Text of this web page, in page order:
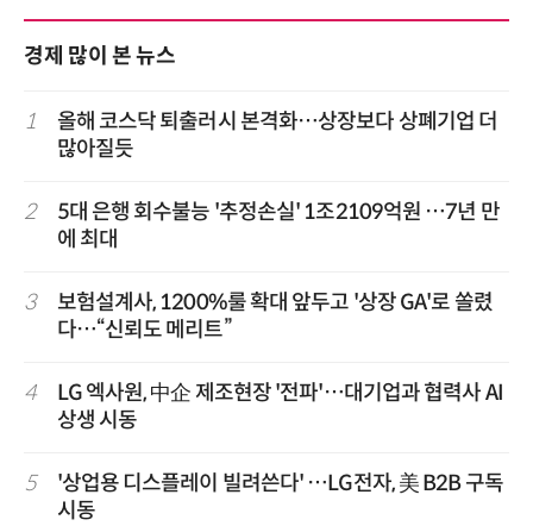
경제 많이 본 뉴스
1
올해 코스닥 퇴출러시 본격화…상장보다 상폐기업 더
많아질듯
2
5대 은행 회수불능 '추정손실' 1조2109억원 …7년 만
에 최대
3
보험설계사, 1200%룰 확대 앞두고 '상장 GA'로 쏠렸
다…“신뢰도 메리트”
4
LG 엑사원, 中企 제조현장 '전파'…대기업과 협력사 AI
상생 시동
5
'상업용 디스플레이 빌려쓴다' …LG전자, 美 B2B 구독
시동